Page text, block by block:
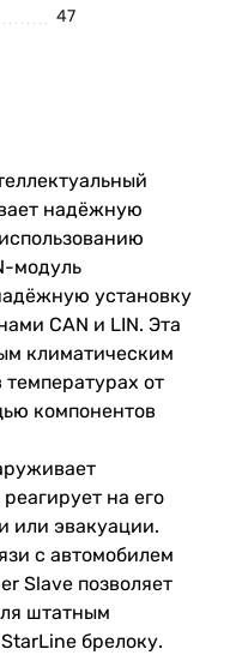
47
надёжную
использованию
-модуль
установку
CAN и LIN. Эта
климатическим
температурах от
компонентов
реагирует на его
или эвакуации.
с автомобилем
Slave позволяет
штатным
StarLine брелоку.